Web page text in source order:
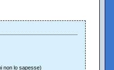
non lo sapesse)